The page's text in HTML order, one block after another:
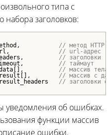
типа с
набора заголовков:
// метод HTTP
// url-адрес
// заголовки
// таймаут
// массив тела
// массив с
// заголовки
об ошибках.
функции массив
ошибки.